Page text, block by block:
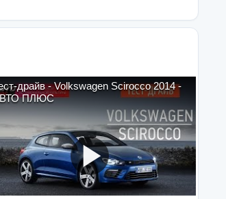
драйв - Volkswagen Scirocco 2014 -
ПЛЮС